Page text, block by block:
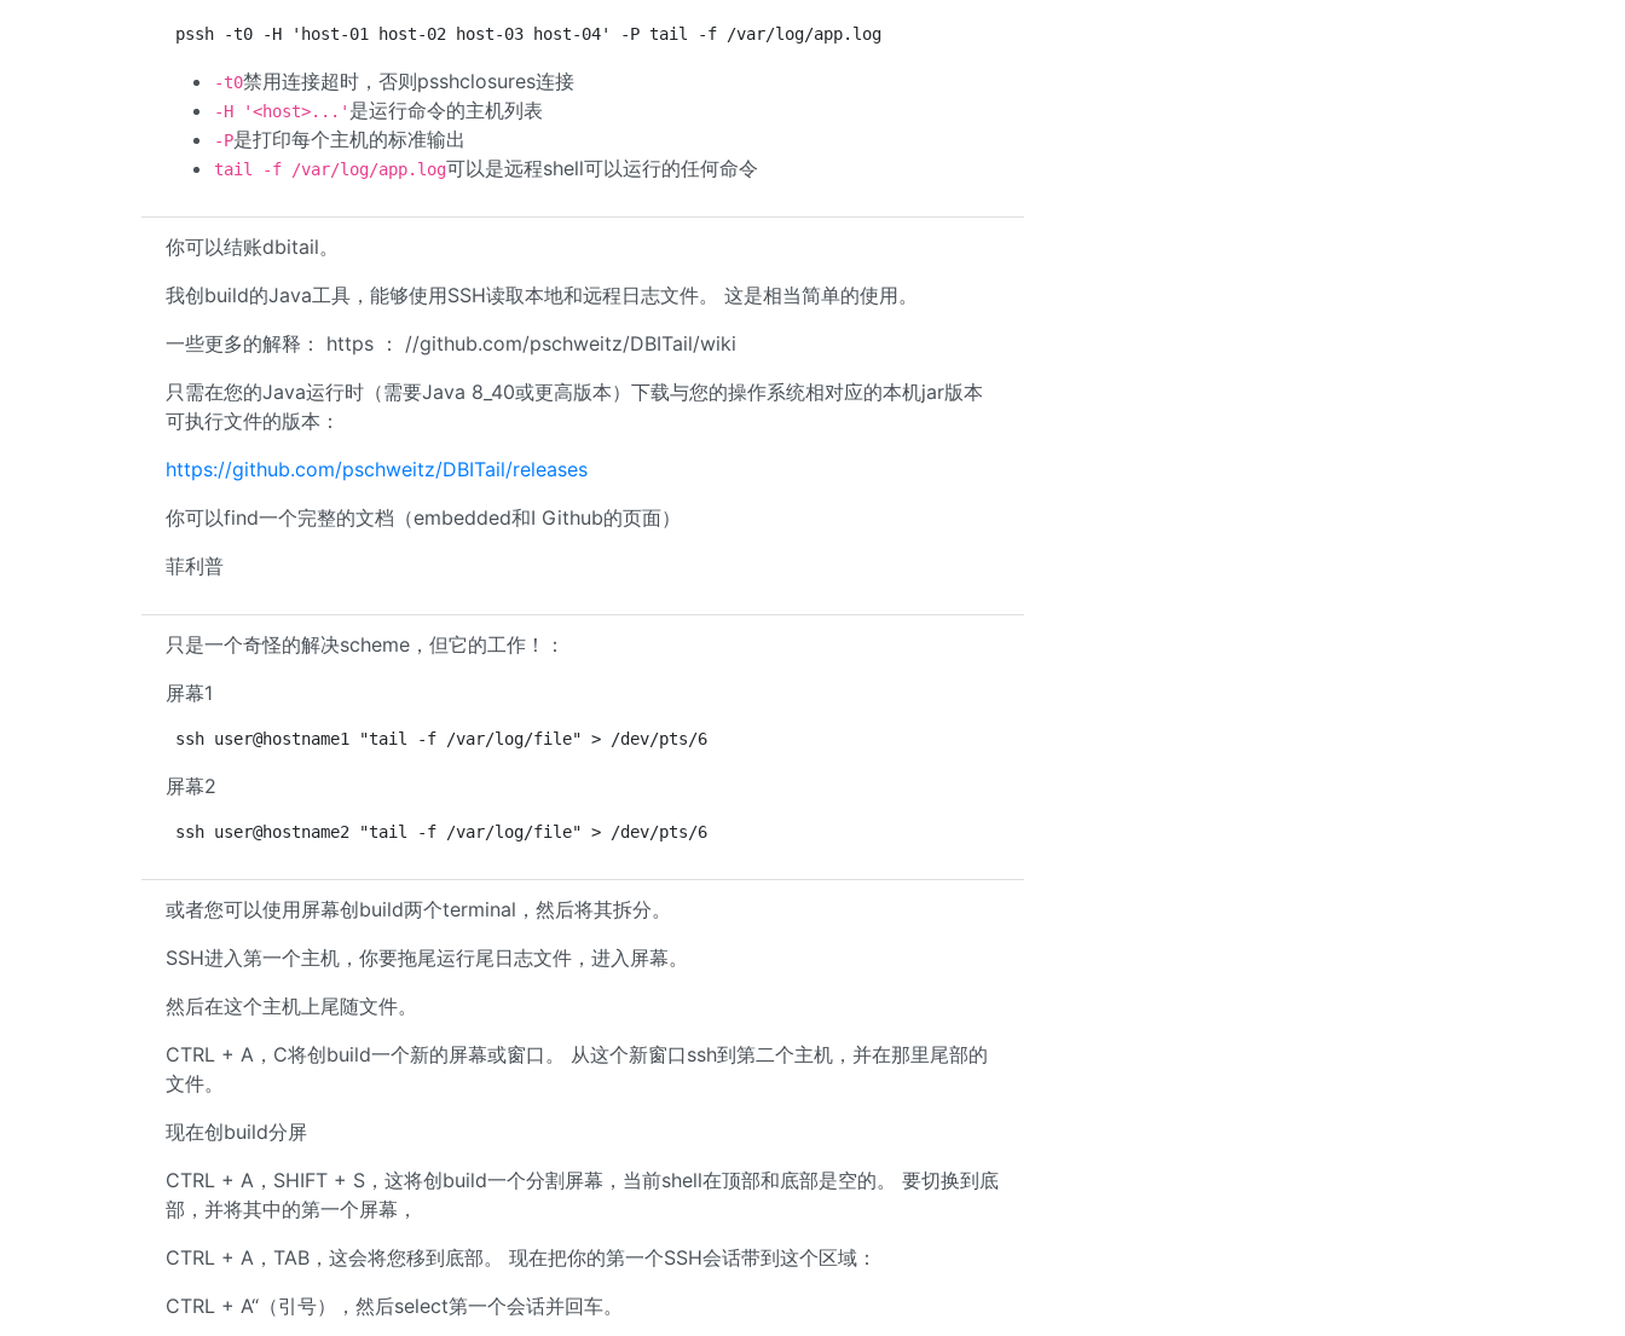
pssh -t0 -H 'host-01 host-02 host-03 host-04' -P tail -f /var/log/app.log
-t0禁用连接超时，否则psshclosures连接
-H '<host>...' 是运行命令的主机列表
-P是打印每个主机的标准输出
tail -f /var/log/app.log可以是远程shell可以运行的任何命令
你可以结账dbitail。
我创build的Java工具，能够使用SSH读取本地和远程日志文件。 这是相当简单的使用。
一些更多的解释： https ： //github.com/pschweitz/DBITail/wiki
只需在您的Java运行时（需要Java 8_40或更高版本）下载与您的操作系统相对应的本机jar版本
可执行文件的版本：
https://github.com/pschweitz/DBITail/releases
你可以find一个完整的文档（embedded和I Github的页面）
菲利普
只是一个奇怪的解决scheme，但它的工作！：
屏幕1
ssh user@hostname1 "tail -f /var/log/file" > /dev/pts/6
屏幕2
ssh user@hostname2 "tail -f /var/log/file" > /dev/pts/6
或者您可以使用屏幕创build两个terminal，然后将其拆分。
SSH进入第一个主机，你要拖尾运行尾日志文件，进入屏幕。
然后在这个主机上尾随文件。
CTRL + A，C将创build一个新的屏幕或窗口。 从这个新窗口ssh到第二个主机，并在那里尾部的
文件。
现在创build分屏
CTRL + A，SHIFT + S，这将创build一个分割屏幕，当前shell在顶部和底部是空的。 要切换到底
部，并将其中的第一个屏幕，
CTRL + A，TAB，这会将您移到底部。 现在把你的第一个SSH会话带到这个区域：
CTRL + A“（引号），然后select第一个会话并回车。